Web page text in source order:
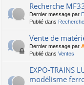
Recherche
Dernier message par
Publié dans
Vente de
Dernier message par
Publié dans Ventes
EXPO-TRAINS
modélisme